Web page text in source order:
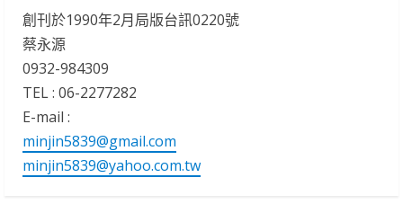
創刊於1990年2月局版台訊0220號
蔡永源
0932-984309
TEL : 06-2277282
E-mail :
minjin5839@gmail.com
minjin5839@yahoo.com.tw